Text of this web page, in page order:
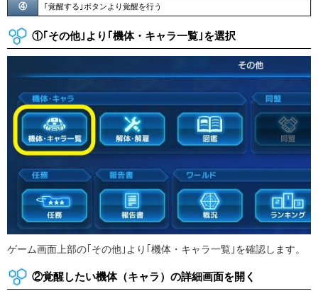
④ ｢覚醒する｣ボタンより覚醒を行う
①｢その他｣より｢機体・キャラ一覧｣を選択
ゲーム画面上部の｢その他｣より｢機体・キャラ一覧｣を確認します。
②覚醒したい機体（キャラ）の詳細画面を開く